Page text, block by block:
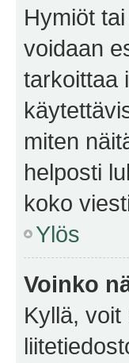
Hymiöt
voidaan
tarkoittaa
miten
helposti
koko
Ylös
Voinko
Kyllä,